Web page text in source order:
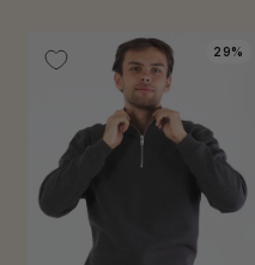
29%